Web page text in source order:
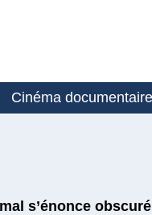
Cinéma documentaire
s’énonce